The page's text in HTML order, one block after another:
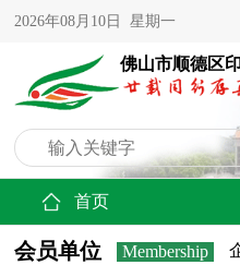
2026年08月10日 星期一
佛山市顺德区
首页
会员单位 Membership